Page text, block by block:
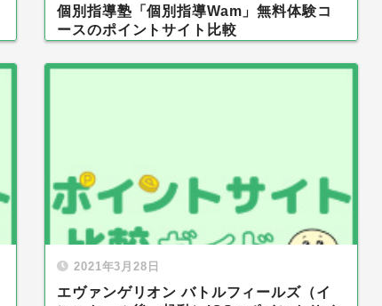
個別指導塾「個別指導Wam」無料体験コ
ースのポイントサイト比較
2021年3月28日
エヴァンゲリオン バトルフィールズ（イ